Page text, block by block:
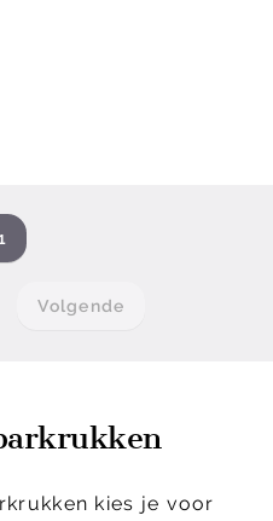
Volgende
kies je voor